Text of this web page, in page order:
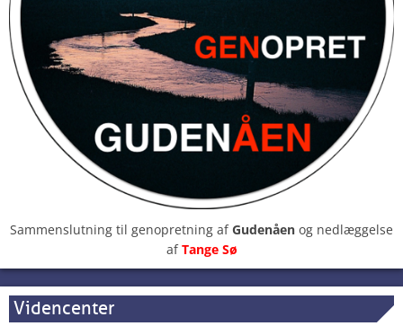
Sammenslutning til genopretning afGudenåen og nedlæggelse
afTange Sø
Videncenter